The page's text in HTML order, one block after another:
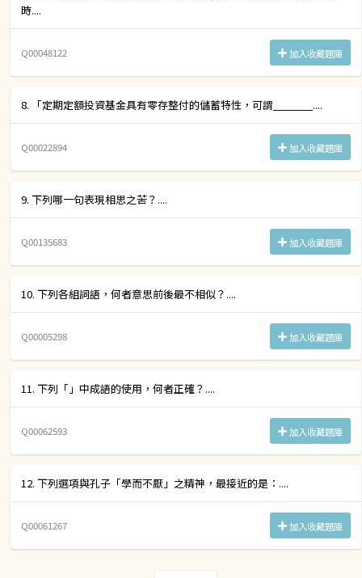
時....
Q00048122 加入收藏題庫
8. 「定期定額投資基金具有零存整付的儲蓄特性，可謂_______....
Q00022894 加入收藏題庫
9. 下列哪一句表現相思之苦？....
Q00135683 加入收藏題庫
10. 下列各組詞語，何者意思前後最不相似？....
Q00005298 加入收藏題庫
11. 下列「」中成語的使用，何者正確？....
Q00062593 加入收藏題庫
12. 下列選項與孔子「學而不厭」之精神，最接近的是：....
Q00061267 加入收藏題庫